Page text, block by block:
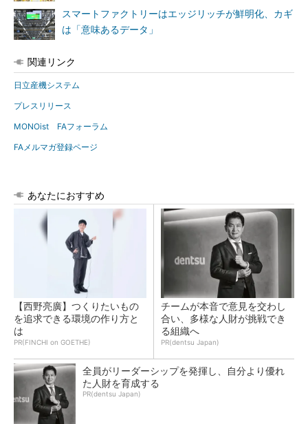
スマートファクトリーはエッジリッチが鮮明化、カギ
は「意味あるデータ」
関連リンク
日立産機システム
プレスリリース
MONOist FAフォーラム
FAメルマガ登録ページ
あなたにおすすめ
【西野亮廣】つくりたいもの
を追求できる環境の作り方と
は
PR(FINCHI on GOETHE)
チームが本音で意見を交わし
合い、多様な人財が挑戦でき
る組織へ
PR(dentsu Japan)
全員がリーダーシップを発揮し、自分より優れ
た人財を育成する
PR(dentsu Japan)